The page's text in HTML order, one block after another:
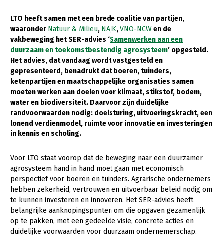
Thema’s
Gezonde planten
Gezonde dieren
Natuur, klimaat en energie
Bodem en water
Platteland en omgeving
Mens, ondernemerschap en onderwijs
Sectoren
Dier
Biologische Landbouw
Geitenhouderij
Plant
Akkerbouw
Multifunctionele landbouw
LTO heeft samen met een brede coalitie van partijen,
waaronder Natuur & Milieu, NAJK,VNO-NCWen de
vakbeweging het SER-advies ‘Samenwerken aan een
duurzaam en toekomstbestendig agrosysteem’ opgesteld.
Het advies, dat vandaag wordt vastgesteld en
gepresenteerd, benadrukt dat boeren, tuinders,
ketenpartijen en maatschappelijke organisaties samen
moeten werken aan doelen voor klimaat, stikstof, bodem,
water en biodiversiteit. Daarvoor zijn duidelijke
randvoorwaarden nodig: doelsturing, uitvoeringskracht, een
lonend verdienmodel, ruimte voor innovatie en investeringen
in kennis en scholing.
Voor LTO staat voorop dat de beweging naar een duurzamer
agrosysteem hand in hand moet gaan met economisch
perspectief voor boeren en tuinders. Agrarische ondernemers
hebben zekerheid, vertrouwen en uitvoerbaar beleid nodig om
te kunnen investeren en innoveren. Het SER-advies heeft
belangrijke aanknopingspunten om die opgaven gezamenlijk
op te pakken, met een gedeelde visie, concrete acties en
duidelijke voorwaarden voor duurzaam ondernemerschap.